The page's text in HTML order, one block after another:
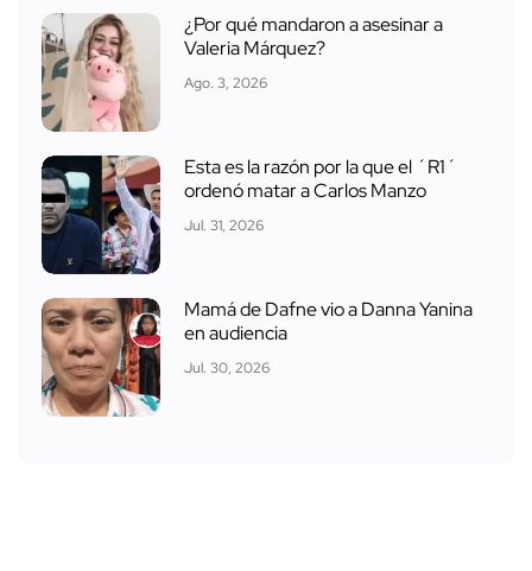
¿Por qué mandaron a asesinar a
Valeria Márquez?
Ago. 3, 2026
Esta es la razón por la que el ´R1´
ordenó matar a Carlos Manzo
Jul. 31, 2026
Mamá de Dafne vio a Danna Yanina
en audiencia
Jul. 30, 2026